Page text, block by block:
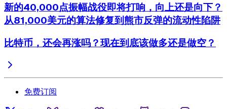
新的40,000点振幅战役即将打响，向上还是向下？
从81,000美元的算法修复到熊市反弹的流动性陷阱
比特币，还会再涨吗？现在到底该做多还是做空？
免费订阅